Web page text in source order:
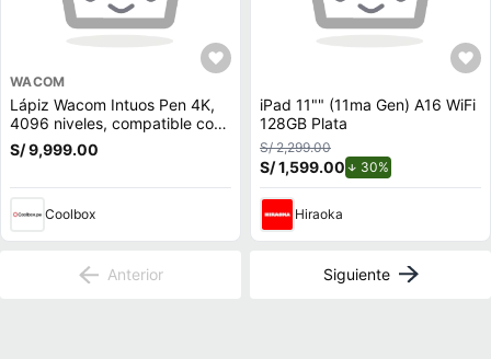
WACOM
Lápiz Wacom Intuos Pen 4K,
4096 niveles, compatible con
Wacom Intuos, One Pen
S/ 9,999.00
Coolbox
iPad 11"" (11ma Gen) A16 WiFi
128GB Plata
S/ 2,299.00
S/ 1,599.00 30%
Hiraoka
Anterior Siguiente